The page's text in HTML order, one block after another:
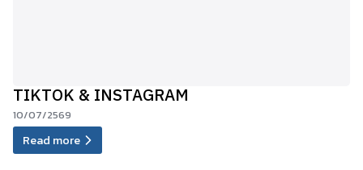
TIKTOK & INSTAGRAM
10/07/2569
Read more